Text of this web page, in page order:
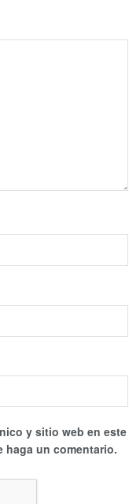
y sitio web en este
haga un comentario.